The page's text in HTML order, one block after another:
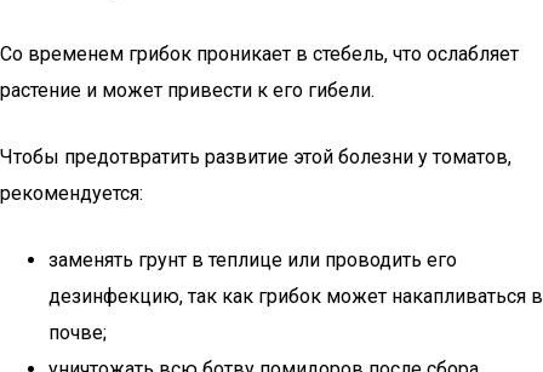
Со временем грибок проникает в стебель, что ослабляет
растение и может привести к его гибели.
Чтобы предотвратить развитие этой болезни у томатов,
рекомендуется:
заменять грунт в теплице или проводить его
дезинфекцию, так как грибок может накапливаться в
почве;